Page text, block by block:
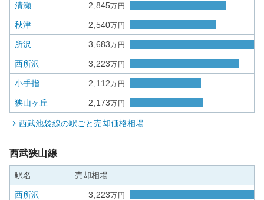
清瀬 2,845万円
秋津 2,540万円
所沢 3,683万円
西所沢 3,223万円
小手指 2,112万円
狭山ヶ丘 2,173万円
西武池袋線の駅ごと売却価格相場
西武狭山線
駅名 売却相場
西所沢 3,223万円